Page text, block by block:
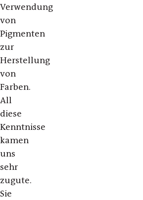
Verwendung
von
Pigmenten
zur
Herstellung
von
Farben.
All
diese
Kenntnisse
kamen
uns
sehr
zugute.
Sie